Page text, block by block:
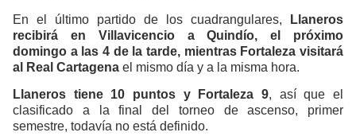
En el último partido de los cuadrangulares,
Llaneros
recibirá en Villavicencio a Quindío, el próximo
domingo a las 4 de la tarde, mientras Fortaleza visitará
al Real Cartagena el mismo día y a la misma hora.
Llaneros tiene 10 puntos y Fortaleza 9, así que el
clasificado a la final del torneo de ascenso, primer
semestre, todavía no está definido.